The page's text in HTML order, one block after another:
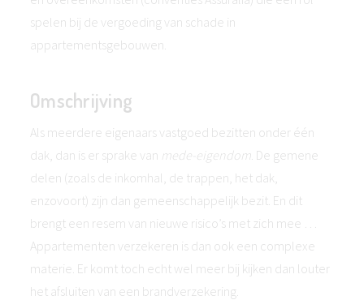
spelen bij de vergoeding van schade in
appartementsgebouwen.
Omschrijving
Als meerdere eigenaars vastgoed bezitten onder één
dak, dan is er sprake van mede-eigendom. De gemene
delen (zoals de inkomhal, de trappen, het dak,
enzovoort) zijn dan gemeenschappelijk bezit. En dit
brengt een resem van nieuwe risico’s met zich mee …
Appartementen verzekeren is dan ook een complexe
materie. Er komt toch echt wel meer bij kijken dan louter
het afsluiten van een brandverzekering.